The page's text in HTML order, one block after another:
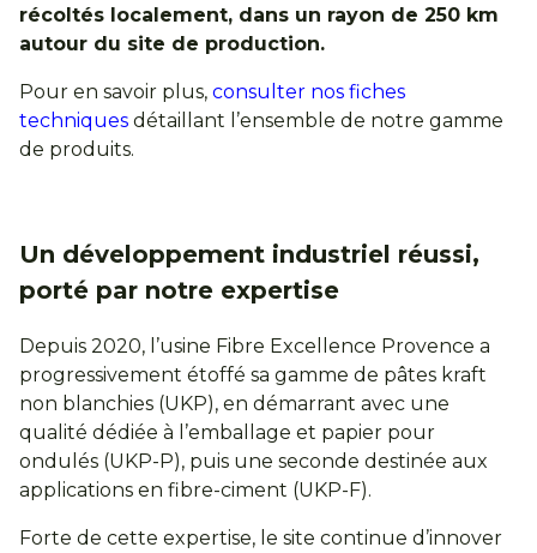
récoltés localement, dans un rayon de 250 km
autour du site de production.
Pour en savoir plus, consulter nos fiches
techniques détaillant l’ensemble de notre gamme
de produits.
Un développement industriel réussi,
porté par notre expertise
Depuis 2020, l’usine Fibre Excellence Provence a
progressivement étoffé sa gamme de pâtes kraft
non blanchies (UKP), en démarrant avec une
qualité dédiée à l’emballage et papier pour
ondulés (UKP-P), puis une seconde destinée aux
applications en fibre-ciment (UKP-F).
Forte de cette expertise, le site continue d’innover